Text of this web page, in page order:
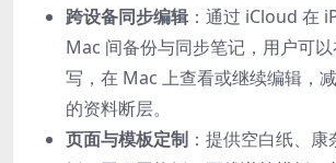
跨设备同步编辑：通过 iCloud 在
Mac 间备份与同步笔记，用户可
写，在 Mac 上查看或继续编辑，
的资料断层。
页面与模板定制 ：提供空白纸、